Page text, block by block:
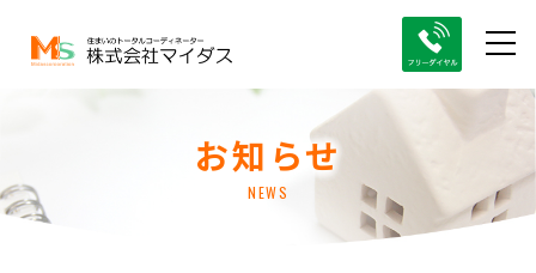
お知らせ
NEWS